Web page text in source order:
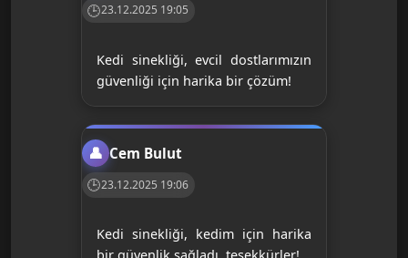
23.12.2025 19:05
Kedi sinekliği, evcil dostlarımızın
güvenliği için harika bir çözüm!
Cem Bulut
23.12.2025 19:06
Kedi sinekliği, kedim için harika